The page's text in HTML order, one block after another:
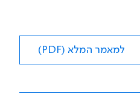
למאמר המלא (PDF)